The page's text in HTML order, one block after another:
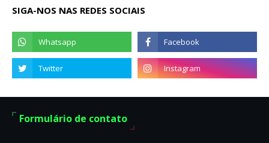
SIGA-NOS NAS REDES SOCIAIS
Formulário de contato